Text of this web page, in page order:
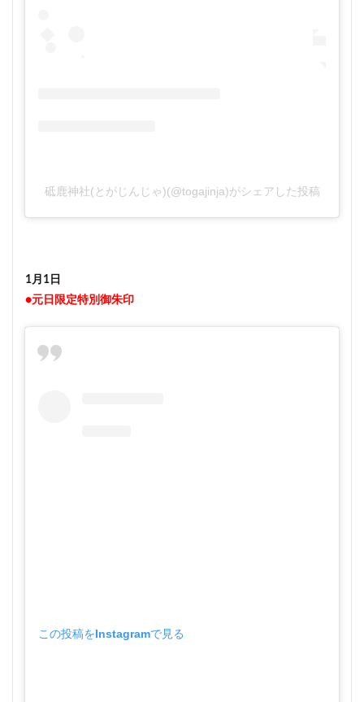
砥鹿神社(とがじんじゃ)(@togajinja)がシェアした投稿
1月1日
●元日限定特別御朱印
この投稿をInstagramで見る